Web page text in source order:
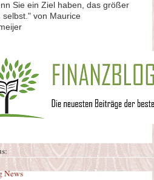
Sie ein Ziel haben, das größer
selbst." von Maurice
News